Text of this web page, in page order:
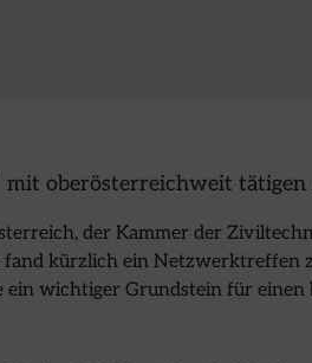
oberösterreichweit
der Kammer der
kürzlich ein Netzwerktreffen
wichtiger Grundstein für einen